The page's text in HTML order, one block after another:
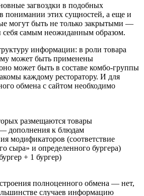
загвоздки в подобных
понимании этих сущностей, а еще и
могут быть не только закрытыми —
себя самым неожиданным образом.
информации: в роли товара
может быть применены
может быть в составе комбо-группы
каждому ресторатору. И для
обмена с сайтом необходимо
размещаются товары
дополнения к блюдам
модификаторов (соответствие
сыра» и определенного бургера)
+ 1 бургер)
полноценного обмена — нет,
случаев информацию